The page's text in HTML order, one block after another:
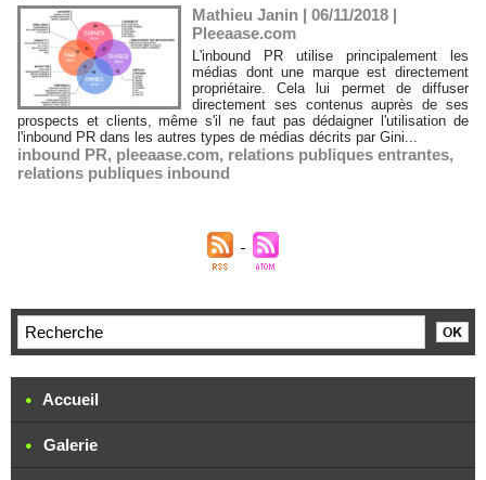
Mathieu Janin | 06/11/2018 |
Pleeaase.com
L'inbound PR utilise principalement les
médias dont une marque est directement
propriétaire. Cela lui permet de diffuser
directement ses contenus auprès de ses
prospects et clients, même s'il ne faut pas dédaigner l'utilisation de
l'inbound PR dans les autres types de médias décrits par Gini...
inbound PR, pleeaase.com, relations publiques entrantes,
relations publiques inbound
Accueil
Galerie